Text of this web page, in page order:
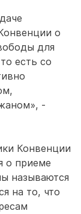
о
для
есть со
-
Конвенции
о приеме
называются
на то, что